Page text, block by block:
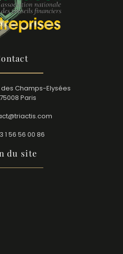
Champs-Elysées
75008 Paris
1 56 56 00 86
du site